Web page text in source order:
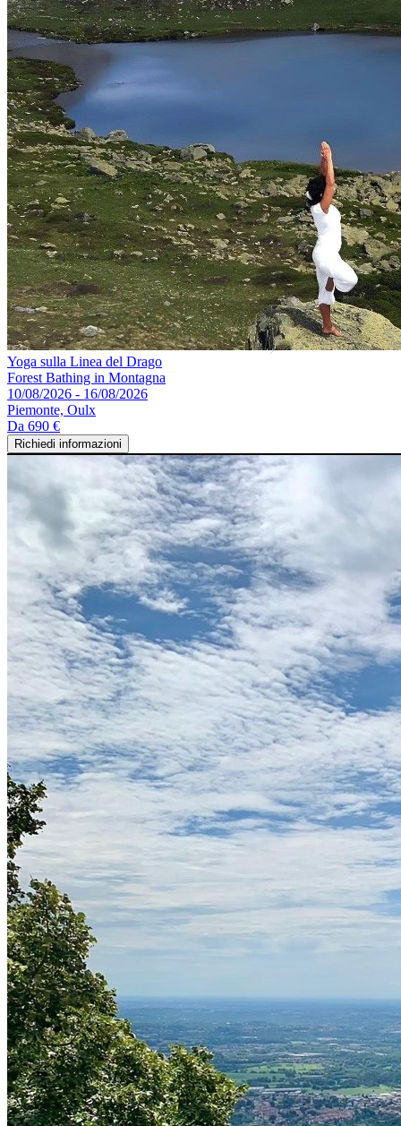
Yoga sulla Linea del Drago
Forest Bathing in Montagna
10/08/2026 - 16/08/2026
Piemonte, Oulx
Da 690 €
Richiedi informazioni